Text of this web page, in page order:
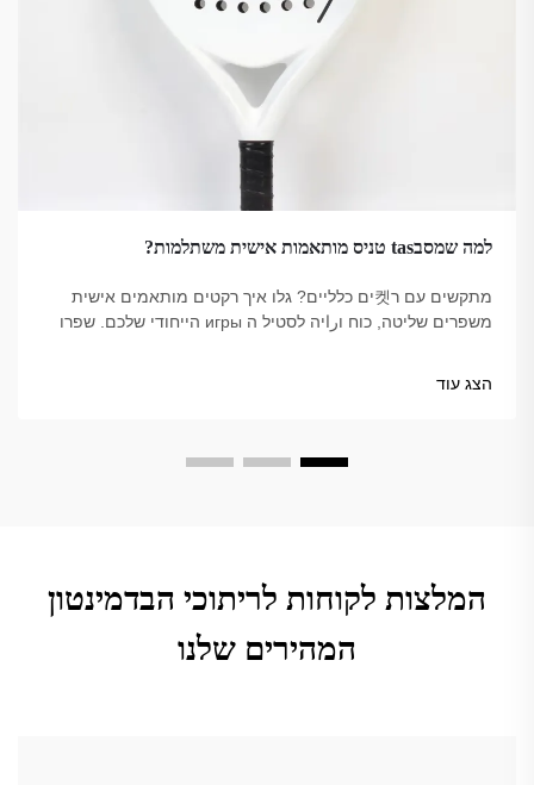
למה שמסבtas טניס מותאמות אישית משתלמות?
מתקשים עם ר켓ים כלליים? גלו איך רקטים מותאמים אישית
משפרים שליטה, כוח וراיה לסטיל ה игры הייחודי שלכם. שפרו
הצג עוד
המלצות לקוחות לריתוכי הבדמינטון
המהירים שלנו